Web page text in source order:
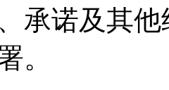
承诺及其
。